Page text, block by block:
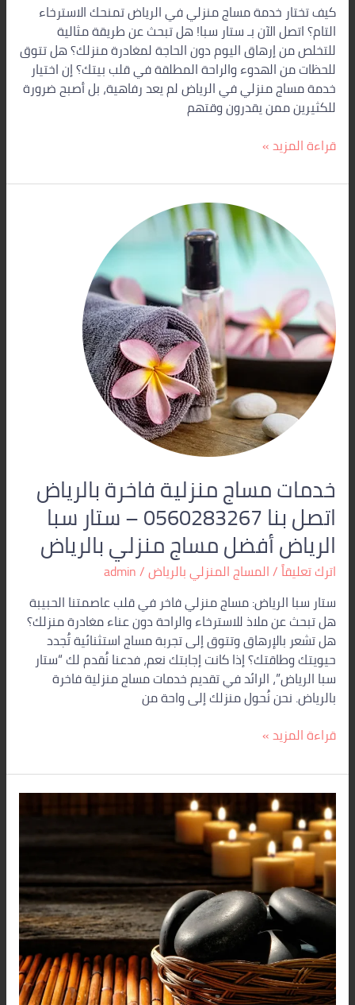
كيف تختار خدمة مساج منزلي في الرياض تمنحك الاسترخاء
التام؟ اتصل الآن بـ ستار سبا! هل تبحث عن طريقة مثالية
للتخلص من إرهاق اليوم دون الحاجة لمغادرة منزلك؟ هل تتوق
للحظات من الهدوء والراحة المطلقة في قلب بيتك؟ إن اختيار
خدمة مساج منزلي في الرياض لم يعد رفاهية، بل أصبح ضرورة
للكثيرين ممن يقدرون وقتهم
قراءة المزيد »
خدمات مساج منزلية فاخرة بالرياض
اتصل بنا 0560283267 – ستار سبا
الرياض أفضل مساج منزلي بالرياض
اترك تعليقاً/المساج المنزلي بالرياض/
admin
ستار سبا الرياض: مساج منزلي فاخر في قلب عاصمتنا الحبيبة
هل تبحث عن ملاذ للاسترخاء والراحة دون عناء مغادرة منزلك؟
هل تشعر بالإرهاق وتتوق إلى تجربة مساج استثنائية تُجدد
حيويتك وطاقتك؟ إذا كانت إجابتك نعم، فدعنا نُقدم لك “ستار
سبا الرياض”، الرائد في تقديم خدمات مساج منزلية فاخرة
بالرياض. نحن نُحول منزلك إلى واحة من
منزلية
فاخرة
بالرياض
اتصل
بنا
0560283267
–
ستار
سبا
الرياض
منزلي
بالرياض
قراءة المزيد »
مساج
منزلي
الرياض